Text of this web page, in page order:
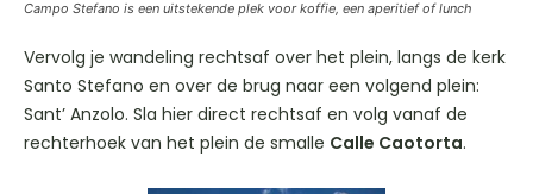
Campo Stefano is een uitstekende plek voor koffie, een aperitief of lunch
Vervolg je wandeling rechtsaf over het plein, langs de kerk
Santo Stefano en over de brug naar een volgend plein:
Sant’ Anzolo. Sla hier direct rechtsaf en volg vanaf de
rechterhoek van het plein de smalle Calle Caotorta.